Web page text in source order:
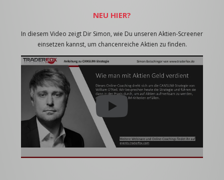
NEU HIER?
In diesem Video zeigt Dir Simon, wie Du unseren Aktien-Screener
einsetzen kannst, um chancenreiche Aktien zu finden.